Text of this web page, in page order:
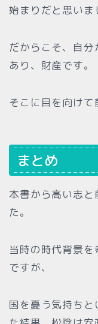
始まりだと思いま
だからこそ、自
あり、財産です。
そこに目を向けて
まとめ
本書から高い志と
た。
当時の時代背景
ですが、
国を憂う気持ち